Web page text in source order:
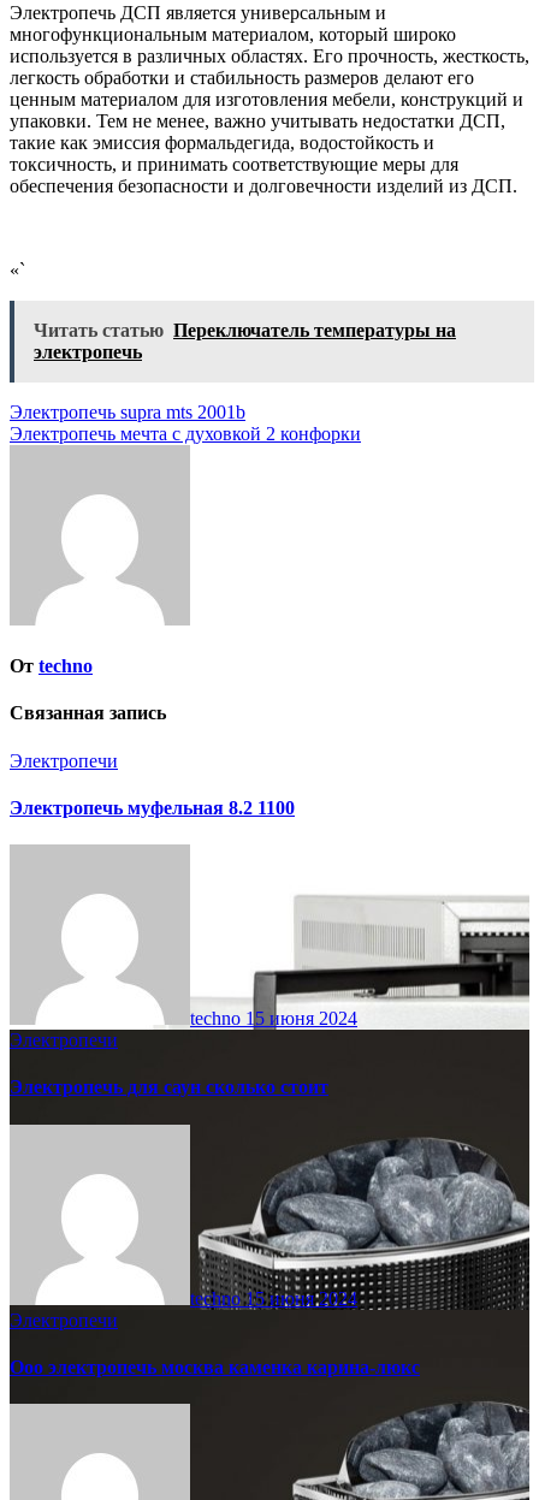
Электропечь ДСП является универсальным и
многофункциональным материалом, который широко
используется в различных областях. Его прочность, жесткость,
легкость обработки и стабильность размеров делают его
ценным материалом для изготовления мебели, конструкций и
упаковки. Тем не менее, важно учитывать недостатки ДСП,
такие как эмиссия формальдегида, водостойкость и
токсичность, и принимать соответствующие меры для
обеспечения безопасности и долговечности изделий из ДСП.
«`
Читать статью Переключатель температуры на
электропечь
Навигация
по
Электропечь supra mts 2001b
Электропечь мечта с духовкой 2 конфорки
От techno
Связанная запись
Электропечи
Электропечь муфельная 8.2 1100
techno 15 июня 2024
Электропечи
Электропечь для саун сколько стоит
techno15 июня 2024
Электропечи
Ооо электропечь москва каменка карина-люкс